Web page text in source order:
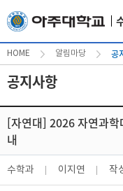
HOME 알림마당 공
공지사항
[자연대] 2026 자연과
내
수학과 이지연 작